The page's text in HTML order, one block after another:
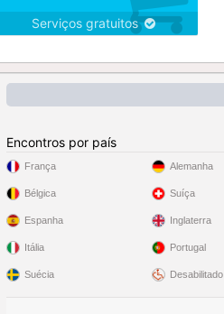
Serviços gratuitos
Encontros por país
França
Bélgica
Espanha
Itália
Suécia
Alemanha
Suíça
Inglaterra
Portugal
Desabilitado